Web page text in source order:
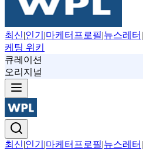
최신|인기 |마케터프로필|뉴스레터 |
케팅 위키
큐레이션
오리지널
최신|인기 |마케터프로필|뉴스레터 |